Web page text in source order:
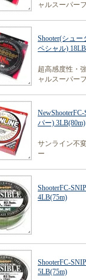
ャルスーパー
Shooter(シュー
ペシャル)
超高感度性・
ャルスーパー
パー) 3LB(80m)
サンライン不
ー
ShooterFC-
4LB(75m)
ShooterFC-
5LB(75m)